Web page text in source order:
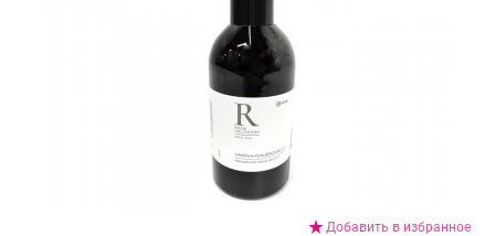
Добавить в избранное